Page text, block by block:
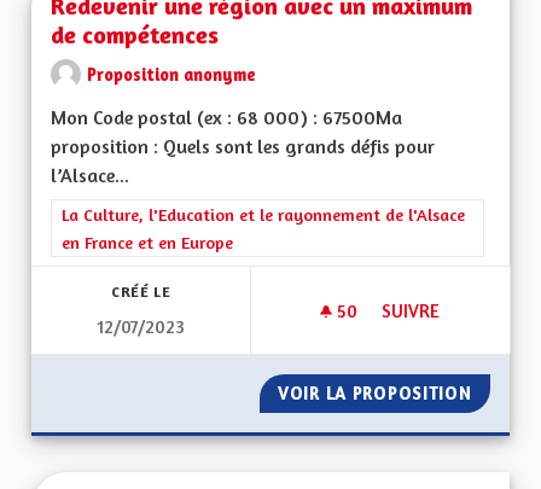
de compétences
Proposition anonyme
Mon Code postal (ex : 68 000) : 67500Ma
proposition : Quels sont les grands défis pour
l’Alsace...
Filtrer les résultats de la catégorie : La Culture, l'Education et
La Culture, l'Education et le rayonnement de l'Alsace
en France et en Europe
CRÉÉ LE
12/07/2023
50 50 ABONNÉS
SUIVRE
VOIR LA PROPOSITION